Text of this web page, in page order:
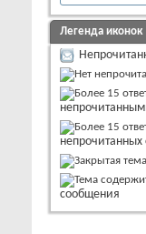
Легенда иконок
сообщения